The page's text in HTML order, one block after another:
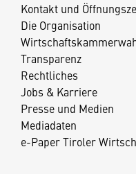
Kontakt und
Die Organisation
Transparenz
Rechtliches
Jobs & Karriere
Presse und Medien
Mediadaten
e-Paper Tiroler